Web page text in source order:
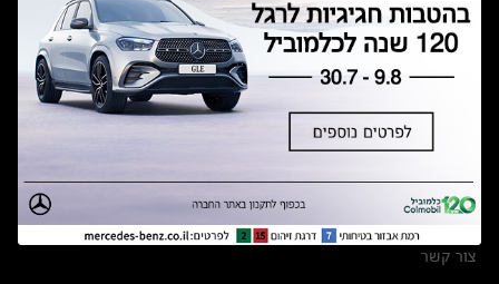
תקנון ימי מכירות 120 לכלמוביל
מצאו אותנו
אולמות תצוגה
מרכזי שירות
צור קשר